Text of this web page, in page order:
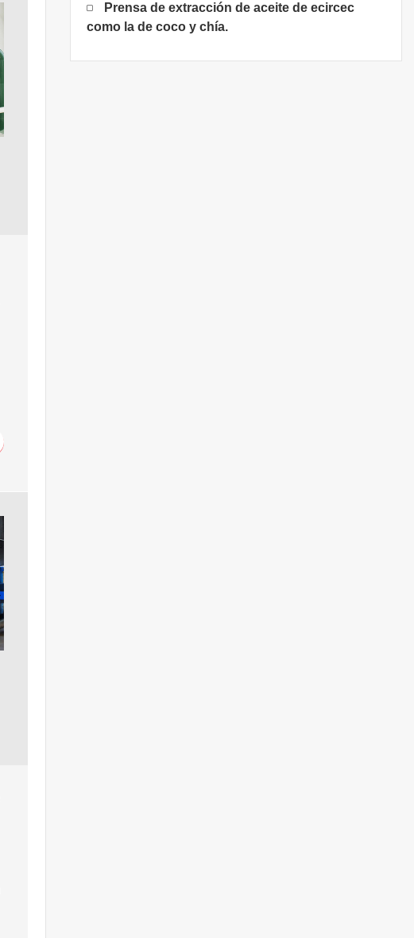
Prensa de extracción de aceite de ecircec
como la de coco y chía.